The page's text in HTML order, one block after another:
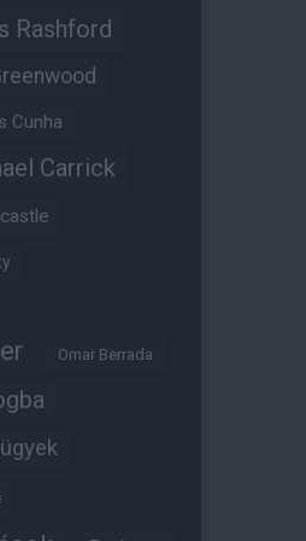
Rashford
Cunha
Carrick
Omar Berrada